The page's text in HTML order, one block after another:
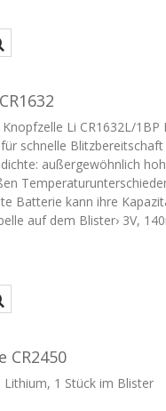
Knopfzelle Li CR1632L/
schnelle
außergewöhnlich
Batterie kann ihre
auf dem Blister› 3V,
CR2450
Lithium, 1 Stück im Blister